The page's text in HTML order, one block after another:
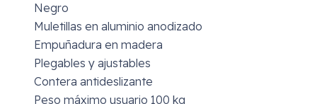
Negro
Muletillas en aluminio anodizado
Empuñadura en madera
Plegables y ajustables
Contera antideslizante
Peso máximo usuario 100 kg